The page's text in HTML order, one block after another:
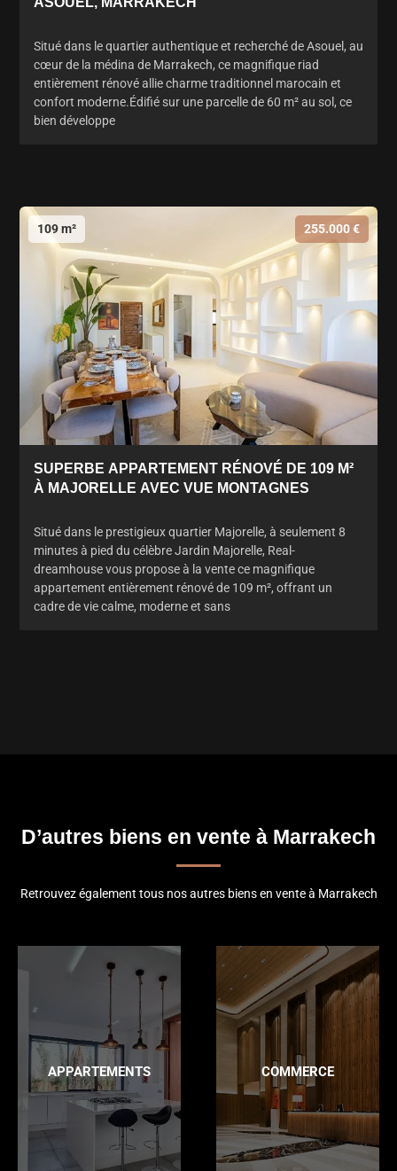
Situé dans le quartier authentique et recherché de Asouel, au
cœur de la médina de Marrakech, ce magnifique riad
entièrement rénové allie charme traditionnel marocain et
confort moderne.Édifié sur une parcelle de 60 m² au sol, ce
bien développe
109 m² 255.000 €
SUPERBE APPARTEMENT RÉNOVÉ DE 109 M²
À MAJORELLE AVEC VUE MONTAGNES
Situé dans le prestigieux quartier Majorelle, à seulement 8
minutes à pied du célèbre Jardin Majorelle, Real-
dreamhouse vous propose à la vente ce magnifique
appartement entièrement rénové de 109 m², offrant un
cadre de vie calme, moderne et sans
D’autres biens en vente à Marrakech
Retrouvez également tous nos autres biens en vente à Marrakech
APPARTEMENTS COMMERCE